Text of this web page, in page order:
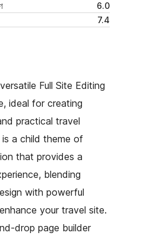
6.0
7.4
Full Site Editing
ideal for creating
practical travel
a child theme of
that provides a
blending
with powerful
your travel site.
drop page builder